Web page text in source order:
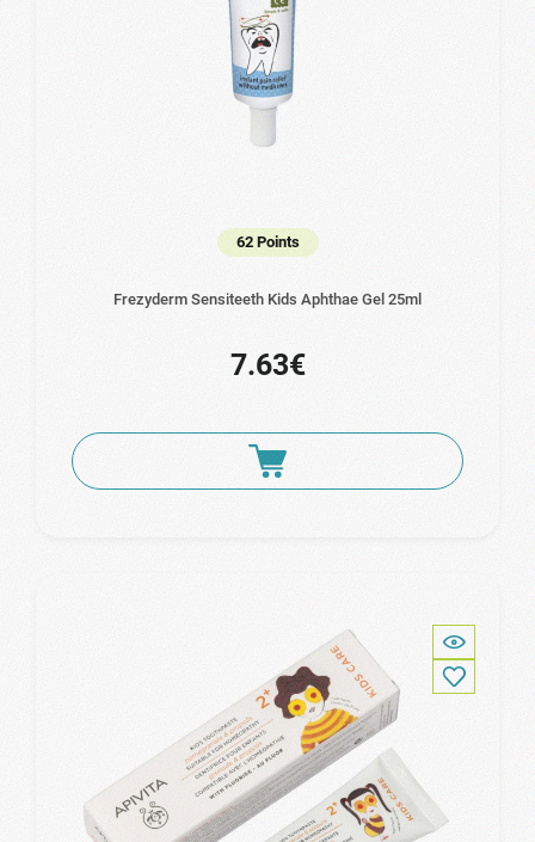
62 Points
Frezyderm Sensiteeth Kids Aphthae Gel 25ml
7.63€